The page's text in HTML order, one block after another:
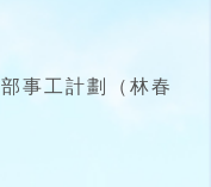
事工計劃（林春